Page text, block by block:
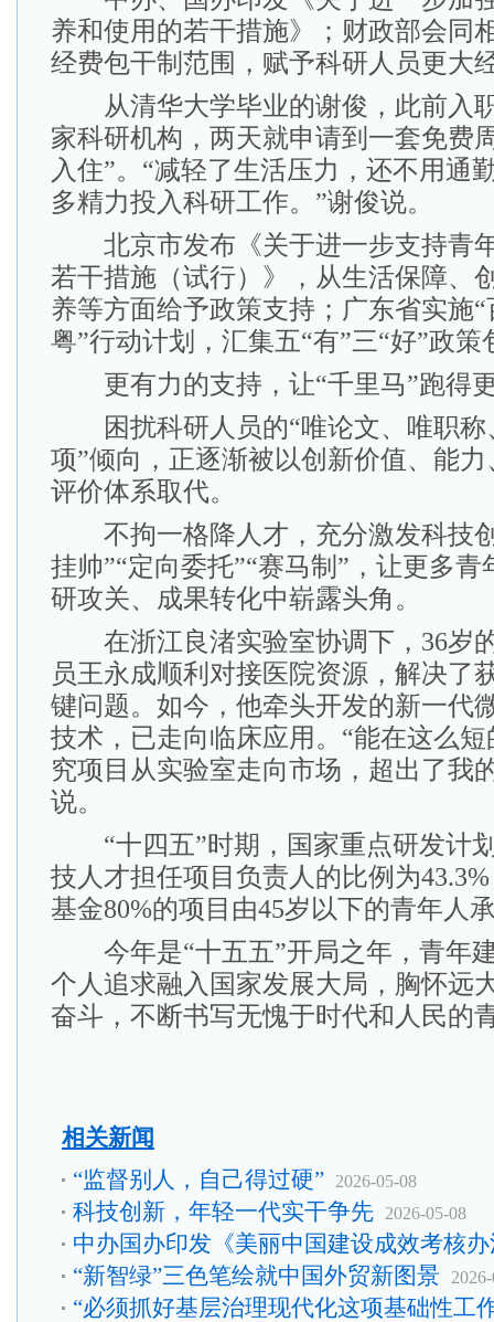
养和使用的若干措施》；财政部会同
经费包干制范围，赋予科研人员更大
从清华大学毕业的谢俊，此前入
家科研机构，两天就申请到一套免费
入住”。“减轻了生活压力，还不用通
多精力投入科研工作。”谢俊说。
北京市发布《关于进一步支持青
若干措施（试行）》，从生活保障、
养等方面给予政策支持；广东省实施
粤”行动计划，汇集五“有”三“好”政
更有力的支持，让“千里马”跑得
困扰科研人员的“唯论文、唯职称
项”倾向，正逐渐被以创新价值、能
评价体系取代。
不拘一格降人才，充分激发科技
挂帅”“定向委托”“赛马制”，让更多
研攻关、成果转化中崭露头角。
在浙江良渚实验室协调下，36岁
员王永成顺利对接医院资源，解决了
键问题。如今，他牵头开发的新一代
技术，已走向临床应用。“能在这么
究项目从实验室走向市场，超出了我
说。
“十四五”时期，国家重点研发计
技人才担任项目负责人的比例为
基金80%的项目由45岁以下的青年人
今年是“十五五”开局之年，青年
个人追求融入国家发展大局，胸怀远
奋斗，不断书写无愧于时代和人民的
相关新闻
“监督别人，自己得过硬” 2026-05-08
科技创新，年轻一代实干争先 2026-05-08
中办国办印发《美丽中国建设成效考核
“新智绿”三色笔绘就中国外贸新图景
“必须抓好基层治理现代化这项基础性工